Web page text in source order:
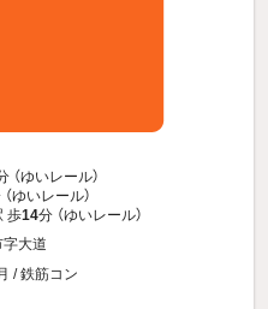
（ゆいレール）
ゆいレール）
歩14分 （ゆいレール）
大道
/ 鉄筋コン